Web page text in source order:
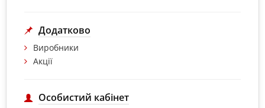
Додатково
Виробники
Акції
Особистий кабінет